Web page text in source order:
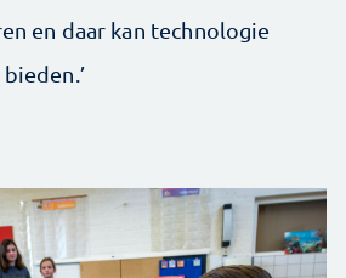
en daar kan technologie